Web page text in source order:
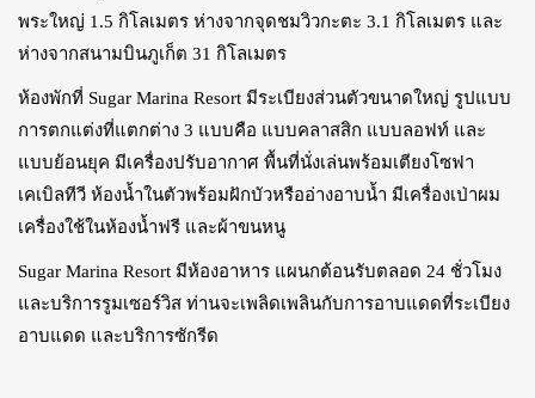
พระใหญ่ 1.5 กิโลเมตร ห่างจากจุดชมวิวกะตะ 3.1 กิโลเมตร และ
ห่างจากสนามบินภูเก็ต 31 กิโลเมตร
ห้องพักที่ Sugar Marina Resort มีระเบียงส่วนตัวขนาดใหญ่ รูปแบบ
การตกแต่งที่แตกต่าง 3 แบบคือ แบบคลาสสิก แบบลอฟท์ และ
แบบย้อนยุค มีเครื่องปรับอากาศ พื้นที่นั่งเล่นพร้อมเตียงโซฟา
เคเบิลทีวี ห้องน้ำในตัวพร้อมฝักบัวหรืออ่างอาบน้ำ มีเครื่องเป่าผม
เครื่องใช้ในห้องน้ำฟรี และผ้าขนหนู
Sugar Marina Resort มีห้องอาหาร แผนกต้อนรับตลอด 24 ชั่วโมง
และบริการรูมเซอร์วิส ท่านจะเพลิดเพลินกับการอาบแดดที่ระเบียง
อาบแดด และบริการซักรีด